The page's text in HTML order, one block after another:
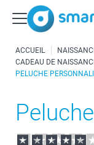
ACCUEIL
CADEAU DE
PELUCHE